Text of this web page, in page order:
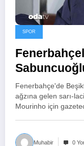
SPOR
susturun
verin
Fenerbahçe'de
ağzına gelen sarı-
Mourinho için
Muhabir 0